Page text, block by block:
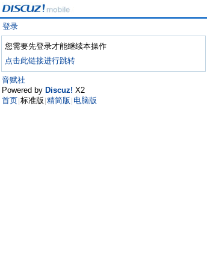
登录
您需要先登录才能继续本操作
点击此链接进行跳转
音赋社
Powered by Discuz! X2
首页 标准版 精简版 电脑版